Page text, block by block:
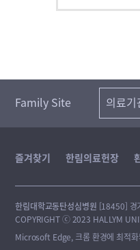
Family Site 의료기
즐겨찾기 한림의료헌장
한림대학교동탄성심병원
[18450] 경
COPYRIGHT ⓒ 2023 HALLYM
Microsoft Edge, 크롬 환경에 최적화